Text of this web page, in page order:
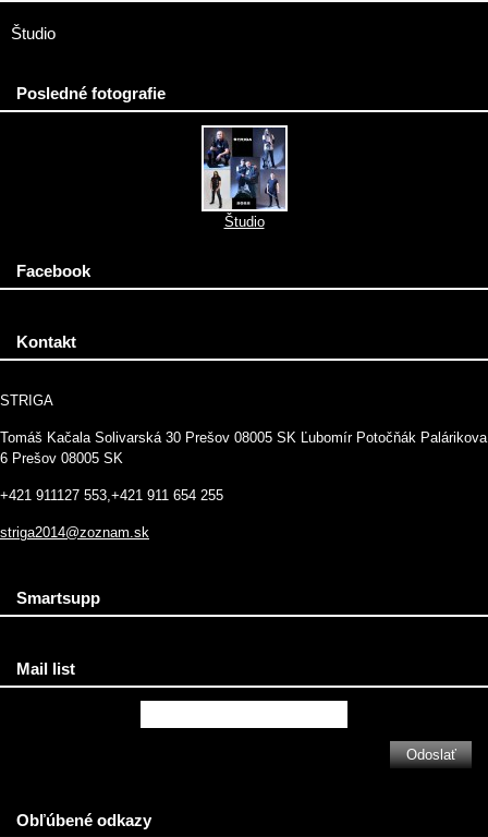
Študio
Posledné fotografie
Študio
Facebook
Kontakt
STRIGA
Tomáš Kačala Solivarská 30 Prešov 08005 SK Ľubomír Potočňák Palárikova
6 Prešov 08005 SK
+421 911127 553,+421 911 654 255
striga2014@zoznam.sk
Smartsupp
Mail list
Obľúbené odkazy